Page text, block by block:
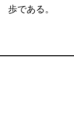
歩である。